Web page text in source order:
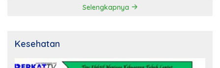
Selengkapnya
Kesehatan